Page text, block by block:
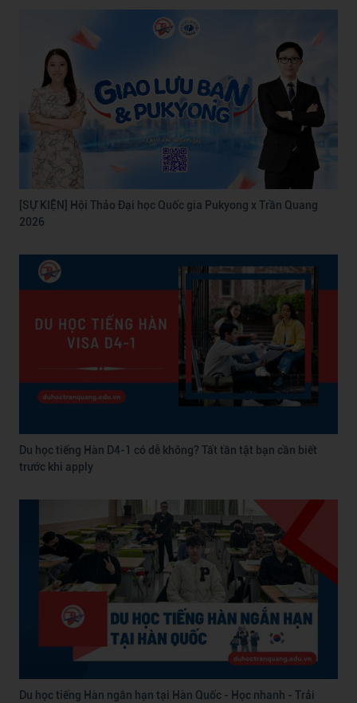
[SỰ KIỆN] Hội Thảo Đại học Quốc gia Pukyong x Trần Quang
2026
Du học tiếng Hàn D4-1 có dễ không? Tất tần tật bạn cần biết
trước khi apply
Du học tiếng Hàn ngắn hạn tại Hàn Quốc - Học nhanh - Trải